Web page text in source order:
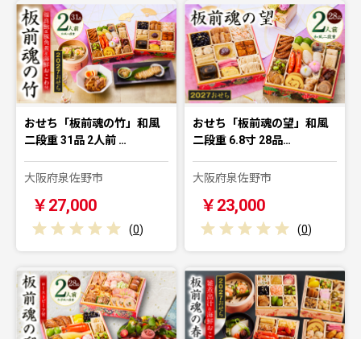
おせち「板前魂の竹」和風
二段重 31品 2人前 …
大阪府泉佐野市
￥27,000
(0)
おせち「板前魂の望」和風
二段重 6.8寸 28品…
大阪府泉佐野市
￥23,000
(0)